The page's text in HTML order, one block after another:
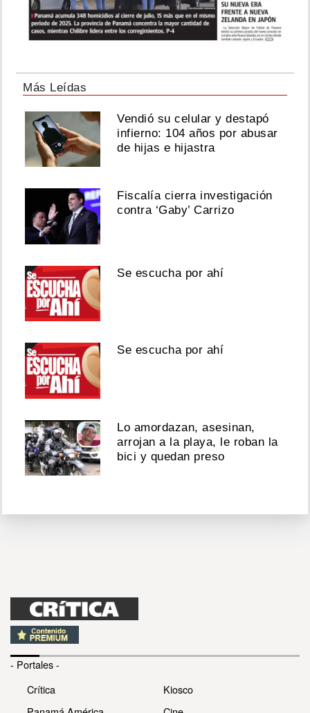
Más Leídas
Vendió su celular y destapó
infierno: 104 años por abusar
de hijas e hijastra
Fiscalía cierra investigación
contra ‘Gaby’ Carrizo
Se escucha por ahí
Se escucha por ahí
Lo amordazan, asesinan,
arrojan a la playa, le roban la
bici y quedan preso
- Portales -
Crítica
Kiosco